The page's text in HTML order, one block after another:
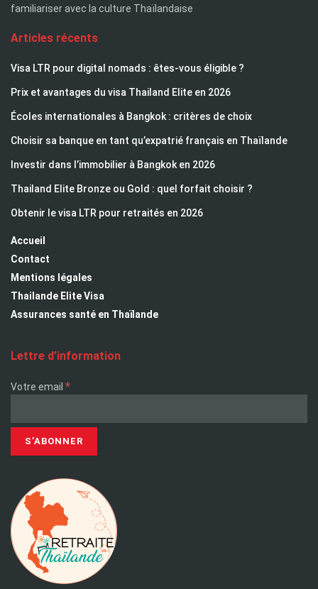
familiariser avec la culture Thaïlandaise
Articles récents
Visa LTR pour digital nomads : êtes-vous éligible ?
Prix et avantages du visa Thailand Elite en 2026
Écoles internationales à Bangkok : critères de choix
Choisir sa banque en tant qu’expatrié français en Thaïlande
Investir dans l’immobilier à Bangkok en 2026
Thailand Elite Bronze ou Gold : quel forfait choisir ?
Obtenir le visa LTR pour retraités en 2026
Accueil
Contact
Mentions légales
Thailande Elite Visa
Assurances santé en Thaïlande
Lettre d’information
Votre email *